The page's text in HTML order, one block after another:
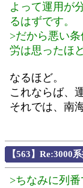
よって運用が
るはずです。
>だから悪い
労は思ったほ
なるほど。
これならば、
それでは、南
【563】Re:3000
>ちなみに列